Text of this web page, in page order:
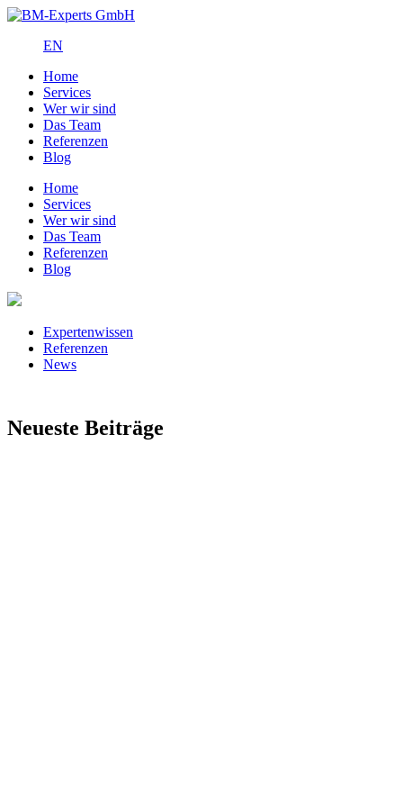
EN
Home
Services
Wer wir sind
Das Team
Referenzen
Blog
Home
Services
Wer wir sind
Das Team
Referenzen
Blog
Expertenwissen
Referenzen
News
Neueste Beiträge